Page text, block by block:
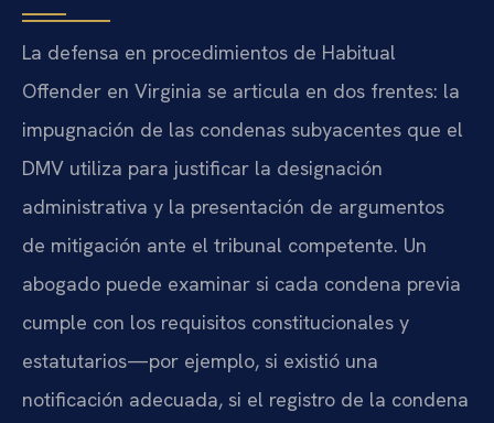
La defensa en procedimientos de Habitual
Offender en Virginia se articula en dos frentes: la
impugnación de las condenas subyacentes que el
DMV utiliza para justificar la designación
administrativa y la presentación de argumentos
de mitigación ante el tribunal competente. Un
abogado puede examinar si cada condena previa
cumple con los requisitos constitucionales y
estatutarios—por ejemplo, si existió una
notificación adecuada, si el registro de la condena